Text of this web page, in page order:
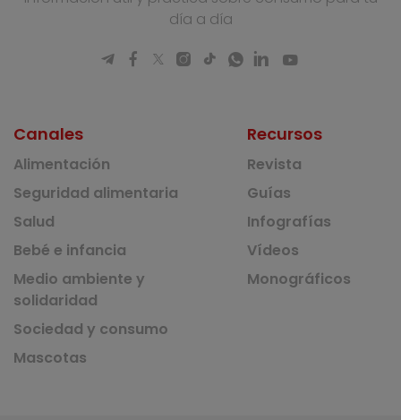
día a día
Canales
Alimentación
Seguridad alimentaria
Salud
Bebé e infancia
Medio ambiente y
solidaridad
Sociedad y consumo
Mascotas
Recursos
Revista
Guías
Infografías
Vídeos
Monográficos